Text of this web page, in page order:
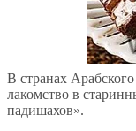
В странах
лакомство в
падишахов».